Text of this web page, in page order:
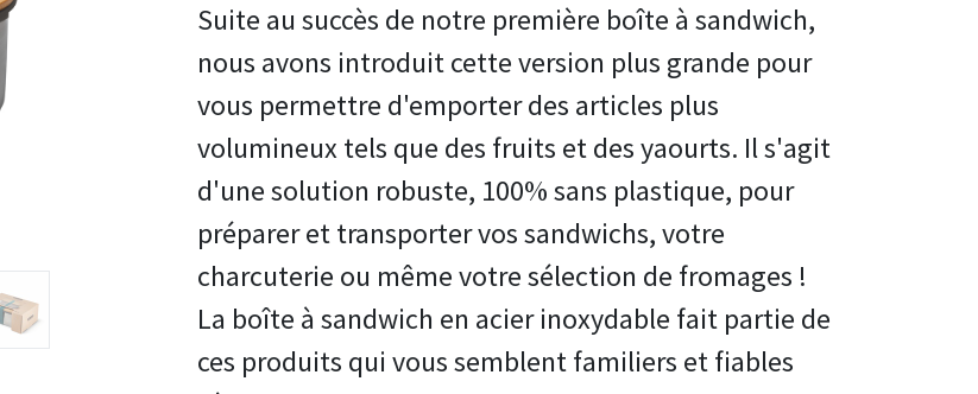
Suite au succès de notre première boîte à sandwich,
nous avons introduit cette version plus grande pour
vous permettre d'emporter des articles plus
volumineux tels que des fruits et des yaourts. Il s'agit
d'une solution robuste, 100% sans plastique, pour
préparer et transporter vos sandwichs, votre
charcuterie ou même votre sélection de fromages !
La boîte à sandwich en acier inoxydable fait partie de
ces produits qui vous semblent familiers et fiables